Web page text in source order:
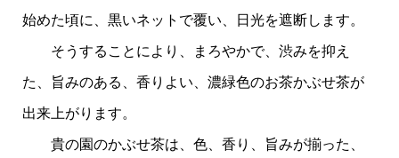
始めた頃に、黒いネットで覆い、日光を遮断します。
そうすることにより、まろやかで、渋みを抑え
た、旨みのある、香りよい、濃緑色のお茶かぶせ茶が
出来上がります。
貴の園のかぶせ茶は、色、香り、旨みが揃った、